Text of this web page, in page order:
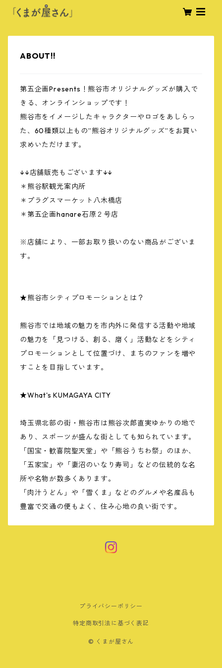
ABOUT!!
第五企画Presents！熊谷市オリジナルグッズが購入で
きる、オンラインショップです！
熊谷市をイメージしたキャラクターやロゴをあしらっ
た、60種類以上もの”熊谷オリジナルグッズ”をお買い
求めいただけます。
↓↓店舗販売もございます↓↓
＊熊谷駅観光案内所
＊プラグスマーケット八木橋店
＊第五企画hanare石原２号店
※店舗により、一部お取り扱いのない商品がございま
す。
★熊谷市シティプロモーションとは？
熊谷市では地域の魅力を市内外に発信する活動や地域
の魅力を「見つける、創る、磨く」活動などをシティ
プロモーションとして位置づけ、まちのファンを増や
すことを目指しています。
★What's KUMAGAYA CITY
埼玉県北部の街・熊谷市は熊谷次郎直実ゆかりの地で
あり、スポーツが盛んな街としても知られています。
「国宝・歓喜院聖天堂」や「熊谷うちわ祭」のほか、
「五家宝」や「妻沼のいなり寿司」などの伝統的な名
所や名物が数多くあります。
「肉汁うどん」や「雪くま」などのグルメや名産品も
豊富で交通の便もよく、住み心地の良い街です。
プライバシーポリシー
特定商取引法に基づく表記
© くまが屋さん